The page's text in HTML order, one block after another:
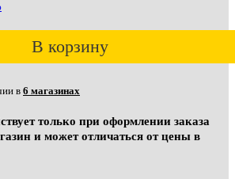
В корзину
в6 магазинах
только при оформлении заказа
и может отличаться от цены в